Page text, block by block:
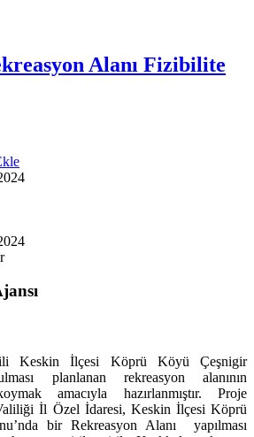
Alanı Fizibilite
Keskin İlçesi Köprü Köyü Çeşnigir
planlanan rekreasyon alanının
amacıyla hazırlanmıştır. Proje
İl Özel İdaresi, Keskin İlçesi Köprü
bir Rekreasyon Alanı yapılması